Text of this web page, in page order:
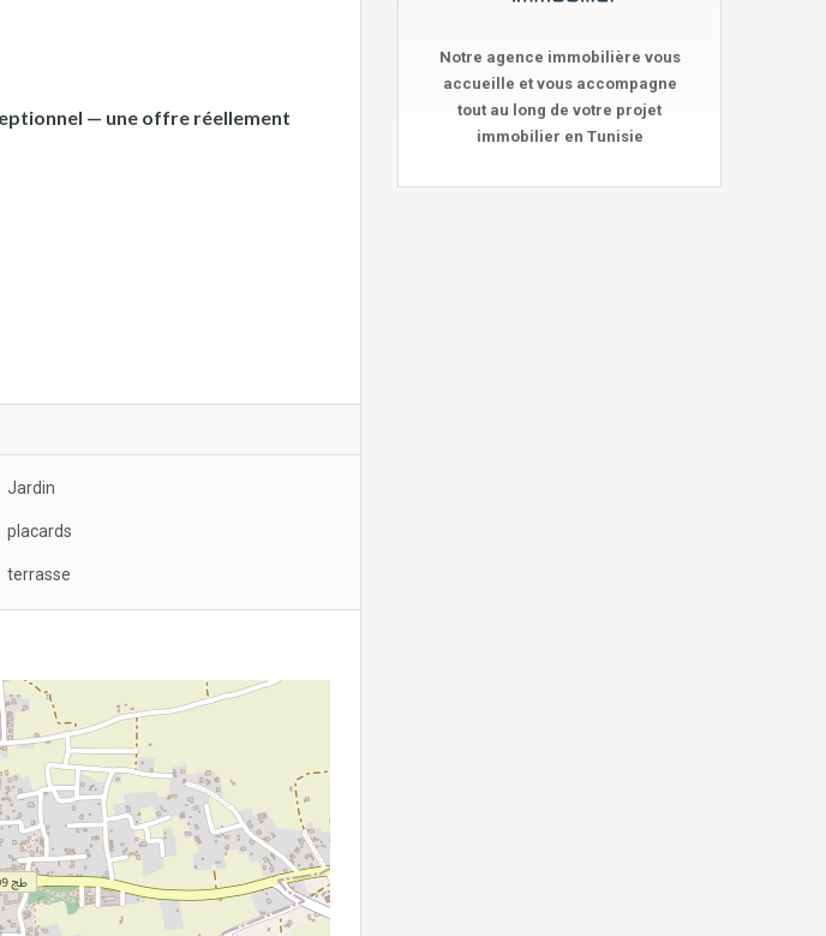
— une offre réellement
Jardin
placards
terrasse
Notre agence immobilière vous
accueille et vous accompagne
tout au long de votre projet
immobilier en Tunisie